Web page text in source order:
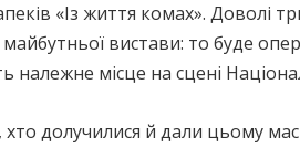
«Із життя комах». Доволі
вистави: то буде
місце на сцені
хто долучилися й дали цьому